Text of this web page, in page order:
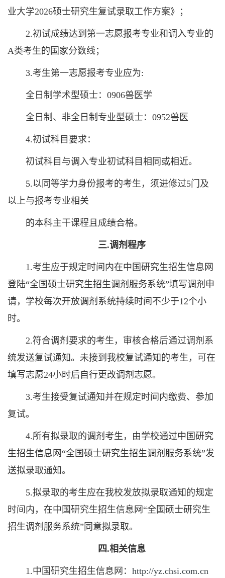
业大学2026硕士研究生复试录取工作方案》；
2.初试成绩达到第一志愿报考专业和调入专业的
A类考生的国家分数线；
3.考生第一志愿报考专业应为:
全日制学术型硕士：0906兽医学
全日制、非全日制专业型硕士：0952兽医
4.初试科目要求：
初试科目与调入专业初试科目相同或相近。
5.以同等学力身份报考的考生，须进修过5门及
以上与报考专业相关
的本科主干课程且成绩合格。
三.调剂程序
1.考生应于规定时间内在中国研究生招生信息网
登陆“全国硕士研究生招生调剂服务系统”填写调剂申
请，学校每次开放调剂系统持续时间不少于12个小
时。
2.符合调剂要求的考生，审核合格后通过调剂系
统发送复试通知。未接到我校复试通知的考生，可在
填写志愿24小时后自行更改调剂志愿。
3.考生接受复试通知并在规定时间内缴费、参加
复试。
4.所有拟录取的调剂考生，由学校通过中国研究
生招生信息网“全国硕士研究生招生调剂服务系统”发
送拟录取通知。
5.拟录取的考生应在我校发放拟录取通知的规定
时间内，在中国研究生招生信息网“全国硕士研究生
招生调剂服务系统”同意拟录取。
四.相关信息
1.中国研究生招生信息网： http://yz.chsi.com.cn